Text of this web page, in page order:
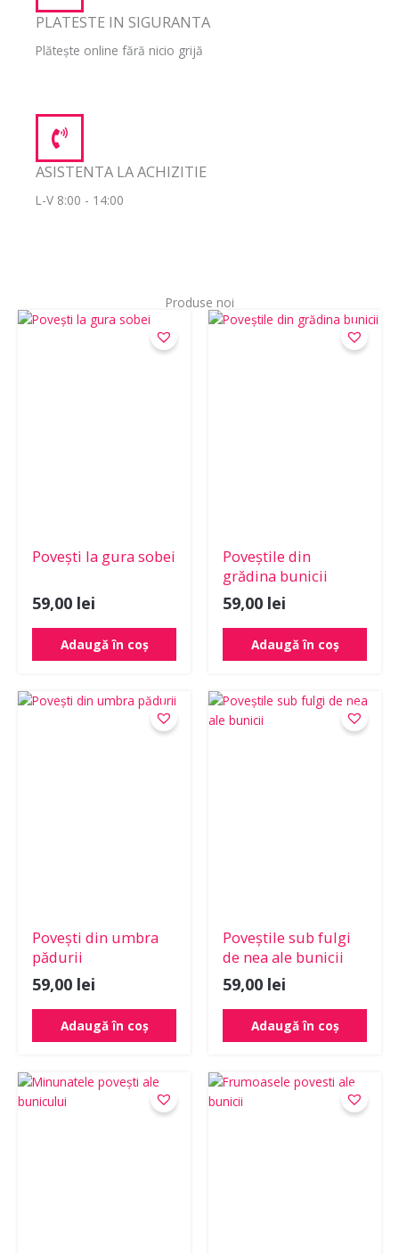
PLATESTE IN SIGURANTA
Plătește online fără nicio grijă
ASISTENTA LA ACHIZITIE
L-V 8:00 - 14:00
Produse noi
Povești la gura sobei
59,00 lei
Adaugă în coș
Poveștile din
grădina bunicii
59,00 lei
Adaugă în coș
Povești din umbra
pădurii
59,00 lei
Adaugă în coș
Poveștile sub fulgi
de nea ale bunicii
59,00 lei
Adaugă în coș